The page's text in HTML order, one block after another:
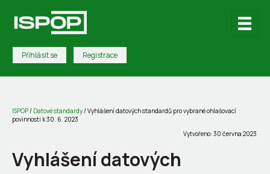
Přihlásit se Registrace
ISPOP/ Datové standardy/Vyhlášení datových standardů pro vybrané ohlašovací
povinnosti k 30. 6. 2023
Vytvořeno: 30 června 2023
Vyhlášení datových